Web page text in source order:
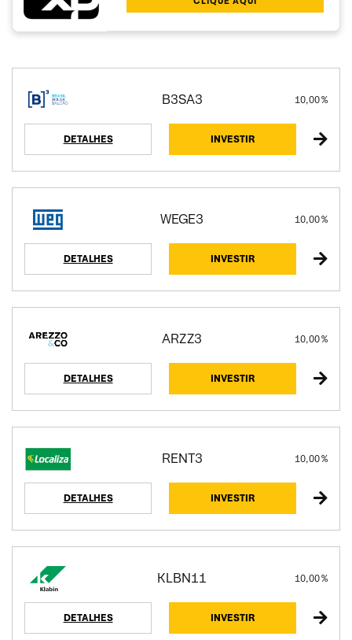
B3SA3 10,00 %
DETALHES INVESTIR
WEGE3 10,00 %
DETALHES INVESTIR
ARZZ3 10,00 %
DETALHES INVESTIR
RENT3 10,00 %
DETALHES INVESTIR
KLBN11 10,00 %
DETALHES INVESTIR